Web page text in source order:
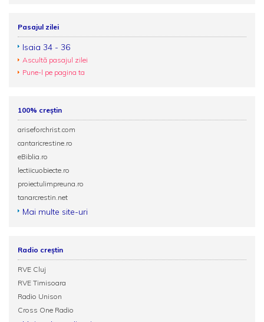
Pasajul zilei
Isaia 34 - 36
Ascultă pasajul zilei
Pune-l pe pagina ta
100% creștin
ariseforchrist.com
cantaricrestine.ro
eBiblia.ro
lectiicuobiecte.ro
proiectulimpreuna.ro
tanarcrestin.net
Mai multe site-uri
Radio creștin
RVE Cluj
RVE Timisoara
Radio Unison
Cross One Radio